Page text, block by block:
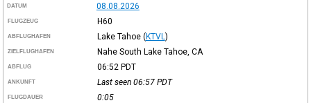
DATUM 08.08.2026
FLUGZEUG H60
ABFLUGHAFEN Lake Tahoe (KTVL )
ZIELFLUGHAFEN Nahe South Lake Tahoe, CA
ABFLUG 06:52 PDT
ANKUNFT Last seen 06:57 PDT
FLUGDAUER 0:05